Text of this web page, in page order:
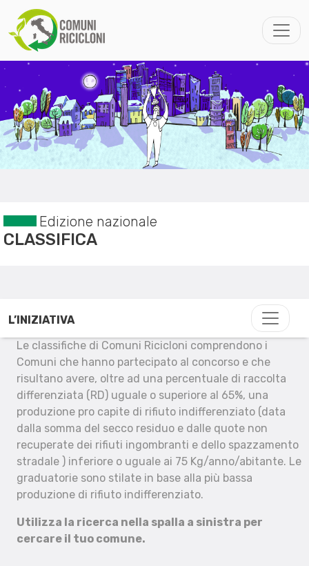
Edizione nazionale
CLASSIFICA
L’INIZIATIVA
Le classifiche di Comuni Ricicloni comprendono i
Comuni che hanno partecipato al concorso e che
risultano avere, oltre ad una percentuale di raccolta
differenziata (RD) uguale o superiore al 65%, una
produzione pro capite di rifiuto indifferenziato (data
dalla somma del secco residuo e dalle quote non
recuperate dei rifiuti ingombranti e dello spazzamento
stradale ) inferiore o uguale ai 75 Kg/anno/abitante. Le
graduatorie sono stilate in base alla più bassa
produzione di rifiuto indifferenziato.
Utilizza la ricerca nella spalla a sinistra per
cercare il tuo comune.